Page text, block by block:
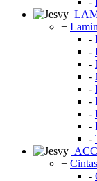
+
-
-
-
-
-
-
-
-
-
+
-